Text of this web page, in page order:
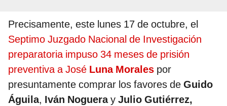
Precisamente, este lunes 17 de octubre, el
Septimo Juzgado Nacional de Investigación
preparatoria impuso 34 meses de prisión
preventiva a José Luna Morales por
presuntamente comprar los favores de Guido
Águila, Iván Nogueray Julio Gutiérrez,